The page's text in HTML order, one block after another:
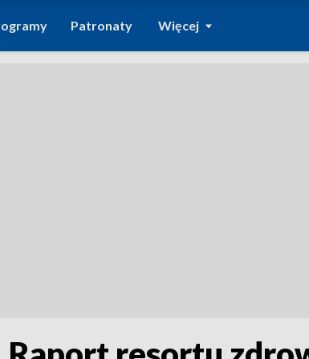
Patronaty Więcej